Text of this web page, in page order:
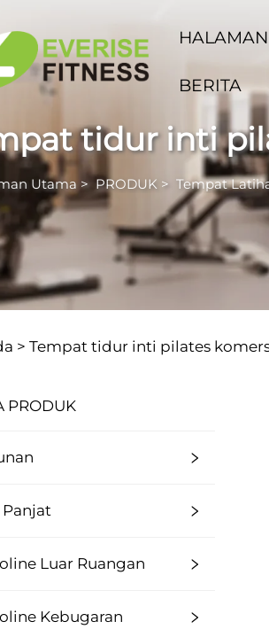
BERITA
tidur inti
Utama > PRODUK > Tempat
> Tempat tidur inti pilates
PRODUK
Panjat
Luar Ruangan
Kebugaran